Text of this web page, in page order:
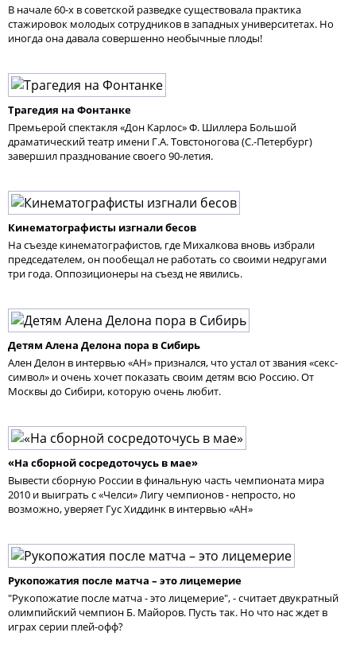
В начале 60-х в советской разведке существовала практика
стажировок молодых сотрудников в западных университетах. Но
иногда она давала совершенно необычные плоды!
Трагедия на Фонтанке
Премьерой спектакля «Дон Карлос» Ф. Шиллера Большой
драматический театр имени Г.А. Товстоногова (С.-Петербург)
завершил празднование своего 90-летия.
Кинематографисты изгнали бесов
На съезде кинематографистов, где Михалкова вновь избрали
председателем, он пообещал не работать со своими недругами
три года. Оппозиционеры на съезд не явились.
Детям Алена Делона пора в Сибирь
Ален Делон в интервью «АН» признался, что устал от звания «секс-
символ» и очень хочет показать своим детям всю Россию. От
Москвы до Сибири, которую очень любит.
«На сборной сосредоточусь в мае»
Вывести сборную России в финальную часть чемпионата мира
2010 и выиграть с «Челси» Лигу чемпионов - непросто, но
возможно, уверяет Гус Хиддинк в интервью «АН»
Рукопожатия после матча – это лицемерие
"Рукопожатие после матча - это лицемерие", - считает двукратный
олимпийский чемпион Б. Майоров. Пусть так. Но что нас ждет в
играх серии плей-офф?